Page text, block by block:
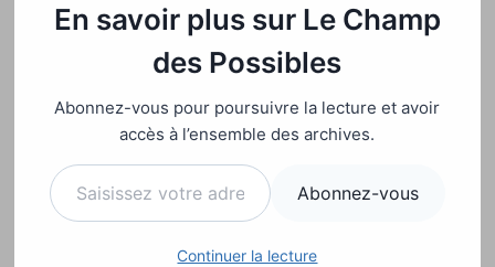
contenuSur la propriété des
terres agricoles
9 novembre 2024
En savoir plus sur Le Champ
des Possibles
Abonnez-vous pour poursuivre la lecture et avoir
accès à l’ensemble des archives.
Saisissez votre adresse e-mail…
Abonnez-vous
Continuer la lecture